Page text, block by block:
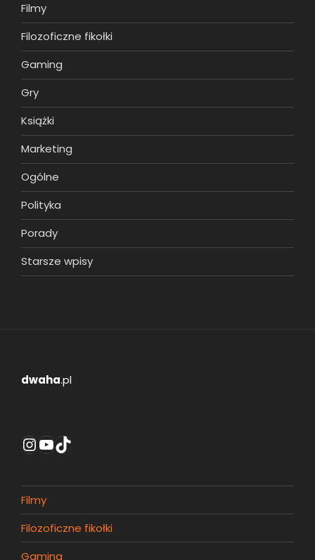
Filmy
Filozoficzne fikołki
Gaming
Gry
Książki
Marketing
Ogólne
Polityka
Porady
Starsze wpisy
dwaha.pl
Instagram
YouTube
TikTok
Filmy
Filozoficzne fikołki
Gaming